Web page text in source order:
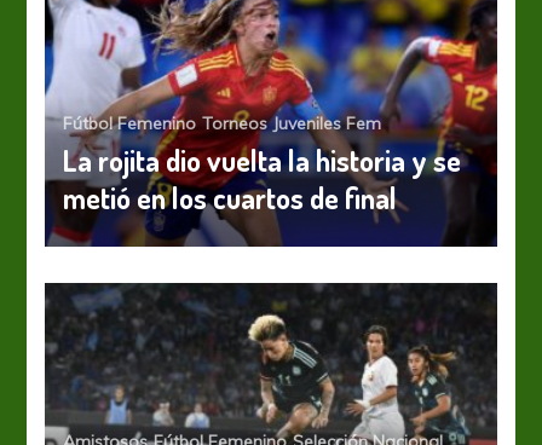
Fútbol Femenino Torneos Juveniles Fem
La rojita dio vuelta la historia y se
metió en los cuartos de final